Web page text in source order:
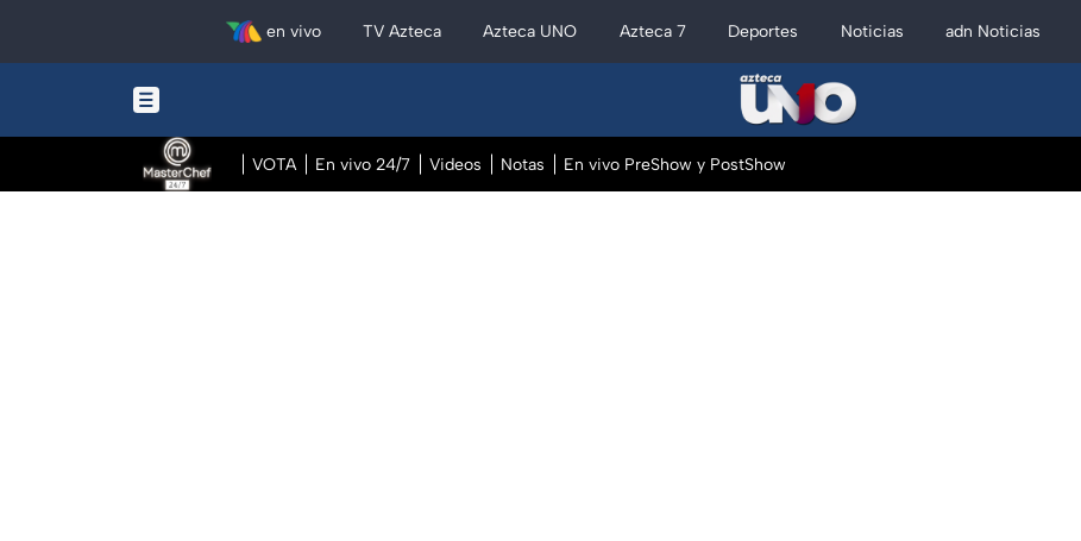
en vivo TV Azteca Azteca UNO Azteca 7 Deportes Noticias adn Noticias
VOTA En vivo 24/7 Videos Notas En vivo PreShow y PostShow